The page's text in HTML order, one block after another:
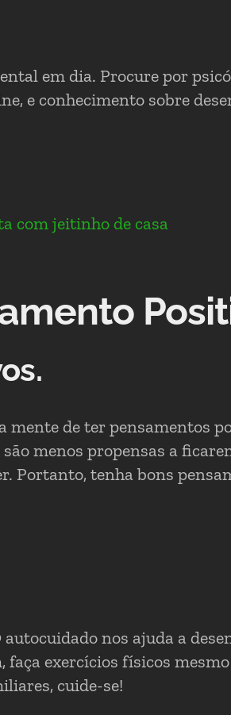
em dia. Procure por
e conhecimento sobre
com jeitinho de casa
mente de ter pensamentos
menos propensas a
Portanto, tenha bons
nos ajuda a
exercícios físicos
cuide-se!